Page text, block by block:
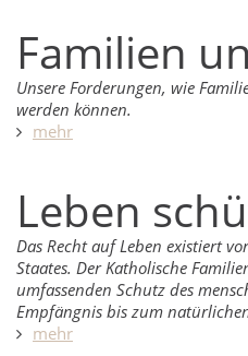
Familien
Unsere Forderungen, wie
werden können.
mehr
Leben
Das Recht auf Leben existiert
Staates. Der Katholische
umfassenden Schutz des
Empfängnis bis zum
mehr